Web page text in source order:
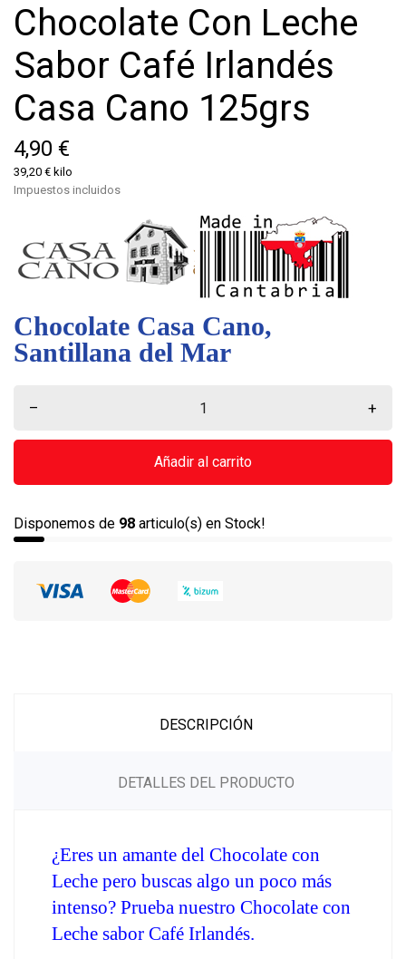
Chocolate Con Leche
Sabor Café Irlandés
Casa Cano 125grs
4,90 €
39,20 € kilo
Impuestos incluidos
Chocolate Casa Cano,
Santillana del Mar
– +
Añadir al carrito
Disponemos de 98 articulo(s) en Stock!
DESCRIPCIÓN
DETALLES DEL PRODUCTO
¿Eres un amante del Chocolate con
Leche pero buscas algo un poco más
intenso? Prueba nuestro Chocolate con
Leche sabor Café Irlandés.